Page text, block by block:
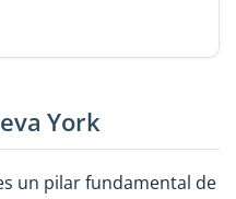
York
un pilar fundamental de